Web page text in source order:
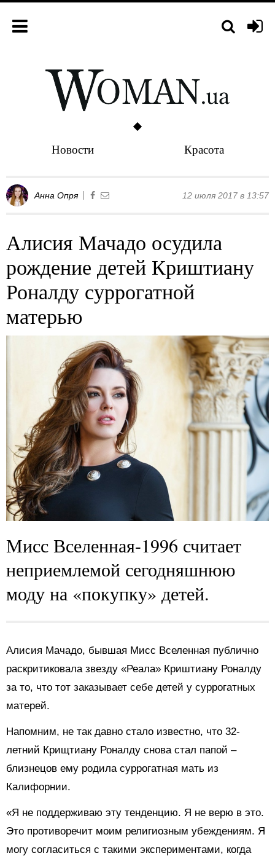
Новости Красота
Анна Опря 12 июля 2017 в 13:57
Алисия Мачадо осудила
рождение детей Криштиану
Роналду суррогатной
матерью
Мисс Вселенная-1996 считает
неприемлемой сегодняшнюю
моду на «покупку» детей.
Алисия Мачадо, бывшая Мисс Вселенная публично
раскритиковала звезду «Реала» Криштиану Роналду
за то, что тот заказывает себе детей у суррогатных
матерей.
Напомним, не так давно стало известно, что 32-
летний Крищтиану Роналду снова стал папой –
близнецов ему родила суррогатная мать из
Калифорнии.
«Я не поддерживаю эту тенденцию. Я не верю в это.
Это противоречит моим религиозным убеждениям. Я
могу согласиться с такими экспериментами, когда